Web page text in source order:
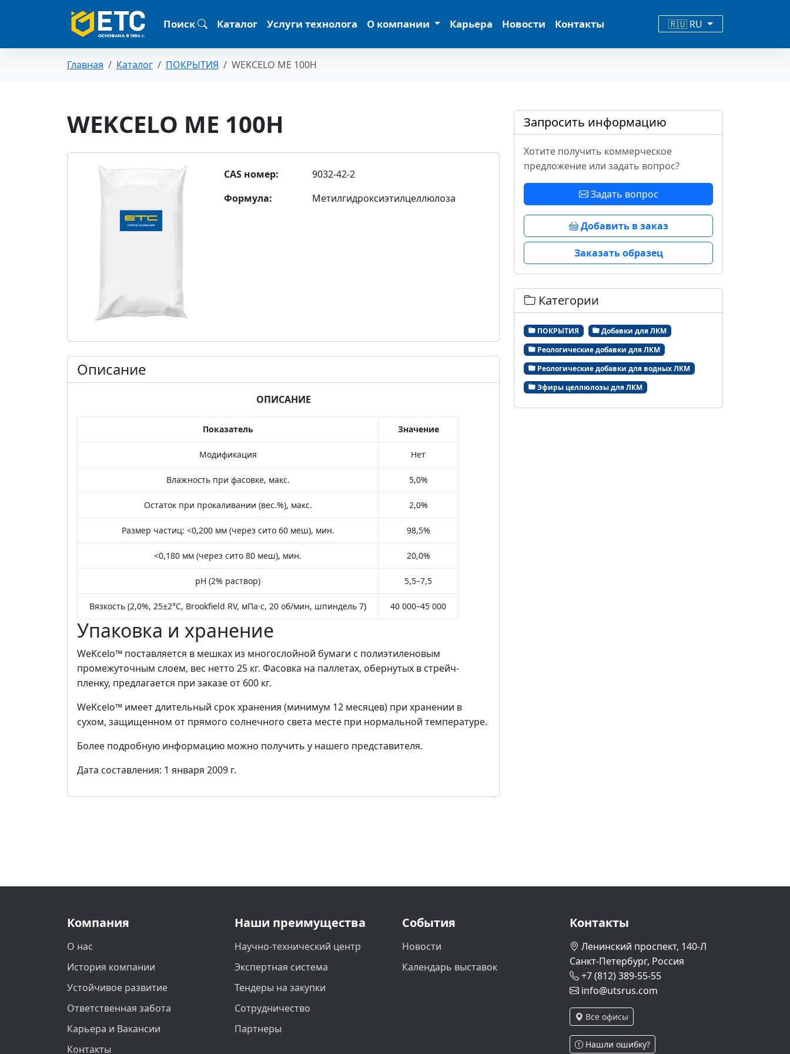
Поиск Каталог Услуги технолога О компании Карьера Новости Контакты 🇷🇺 RU
Главная Каталог ПОКРЫТИЯ WEKСELO ME 100H
WEKСELO ME 100H
CAS номер:
9032-42-2
Формула:
Метилгидроксиэтилцеллюлоза
Описание
ОПИСАНИЕ
Показатель Значение
Модификация Нет
Влажность при фасовке, макс. 5,0%
Остаток при прокаливании (вес.%), макс. 2,0%
Размер частиц: <0,200 мм (через сито 60 меш), мин. 98,5%
<0,180 мм (через сито 80 меш), мин. 20,0%
pH (2% раствор) 5,5–7,5
Вязкость (2,0%, 25±2°C, Brookfield RV, мПа·с, 20 об/мин, шпиндель 7) 40 000–45 000
Упаковка и хранение
WeKcelo™ поставляется в мешках из многослойной бумаги с полиэтиленовым
промежуточным слоем, вес нетто 25 кг. Фасовка на паллетах, обернутых в стрейч-
пленку, предлагается при заказе от 600 кг.
WeKcelo™ имеет длительный срок хранения (минимум 12 месяцев) при хранении в
сухом, защищенном от прямого солнечного света месте при нормальной температуре.
Более подробную информацию можно получить у нашего представителя.
Дата составления: 1 января 2009 г.
Запросить информацию
Хотите получить коммерческое
предложение или задать вопрос?
Задать вопрос
Добавить в заказ
Заказать образец
Категории
ПОКРЫТИЯ
Добавки для ЛКМ
Реологические добавки для ЛКМ
Реологические добавки для водных ЛКМ
Эфиры целлюлозы для ЛКМ
Компания
О нас
История компании
Устойчивое развитие
Ответственная забота
Карьера и Вакансии
Контакты
Наши преимущества
Научно-технический центр
Экспертная система
Тендеры на закупки
Сотрудничество
Партнеры
События
Новости
Календарь выставок
Контакты
Ленинский проспект, 140-Л
Санкт-Петербург, Россия
+7 (812) 389-55-55
info@utsrus.com
Все офисы
Нашли ошибку?